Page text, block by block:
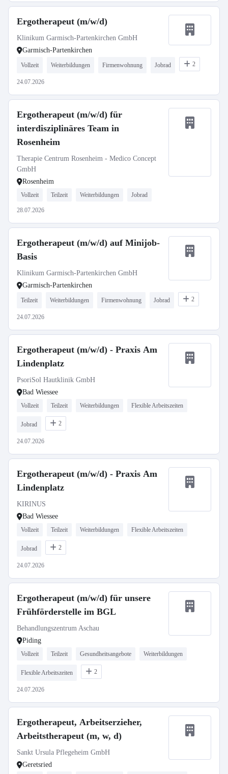
Ergotherapeut (m/w/d)
Klinikum Garmisch-Partenkirchen GmbH
Garmisch-Partenkirchen
Vollzeit Weiterbildungen Firmenwohnung Jobrad 2
24.07.2026
Ergotherapeut (m/w/d) für
interdisziplinäres Team in
Rosenheim
Therapie Centrum Rosenheim - Medico Concept
GmbH
Rosenheim
Vollzeit Teilzeit Weiterbildungen Jobrad
28.07.2026
Ergotherapeut (m/w/d) auf Minijob-
Basis
Klinikum Garmisch-Partenkirchen GmbH
Garmisch-Partenkirchen
Teilzeit Weiterbildungen Firmenwohnung Jobrad 2
24.07.2026
Ergotherapeut (m/w/d) - Praxis Am
Lindenplatz
PsoriSol Hautklinik GmbH
Bad Wiessee
Vollzeit Teilzeit Weiterbildungen Flexible Arbeitszeiten
Jobrad 2
24.07.2026
Ergotherapeut (m/w/d) - Praxis Am
Lindenplatz
KIRINUS
Bad Wiessee
Vollzeit Teilzeit Weiterbildungen Flexible Arbeitszeiten
Jobrad 2
24.07.2026
Ergotherapeut (m/w/d) für unsere
Frühförderstelle im BGL
Behandlungszentrum Aschau
Piding
Vollzeit Teilzeit Gesundheitsangebote Weiterbildungen
Flexible Arbeitszeiten 2
24.07.2026
Ergotherapeut, Arbeitserzieher,
Arbeitstherapeut (m, w, d)
Sankt Ursula Pflegeheim GmbH
Geretsried